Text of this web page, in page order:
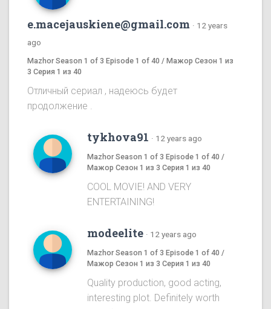
e.macejauskiene@gmail.com · 12 years
ago
Mazhor Season 1 of 3 Episode 1 of 40 / Мажор Сезон 1 из
3 Серия 1 из 40
Отличный сериал , надеюсь будет
продолжение .
tykhova91 · 12 years ago
Mazhor Season 1 of 3 Episode 1 of 40 /
Мажор Сезон 1 из 3 Серия 1 из 40
COOL MOVIE! AND VERY
ENTERTAINING!
modeelite · 12 years ago
Mazhor Season 1 of 3 Episode 1 of 40 /
Мажор Сезон 1 из 3 Серия 1 из 40
Quality production, good acting,
interesting plot. Definitely worth